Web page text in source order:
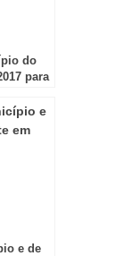
do
para
e de